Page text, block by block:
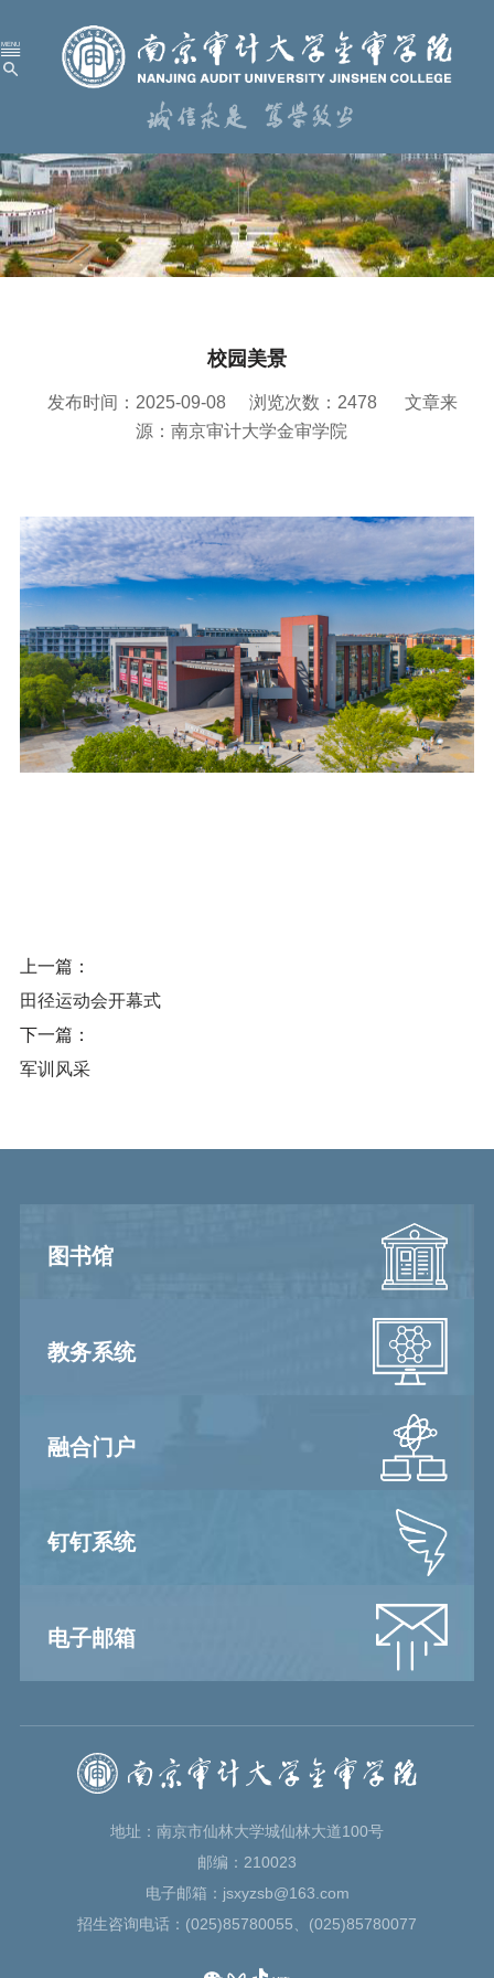
学校概况
机构设置
人才培养
党建工作
意见快递站
融合门户 校园邮箱 访客申请 WebVPN
校园美景
发布时间：2025-09-08 浏览次数： 2478
文章来
源：南京审计大学金审学院
上一篇：
田径运动会开幕式
下一篇：
军训风采
图书馆
教务系统
融合门户
钉钉系统
电子邮箱
地址：南京市仙林大学城仙林大道100号
邮编：210023
电子邮箱：jsxyzsb@163.com
招生咨询电话：(025)85780055、(025)85780077